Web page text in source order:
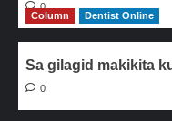
0
Column
Dentist Online
Sa gilagid makikita
0